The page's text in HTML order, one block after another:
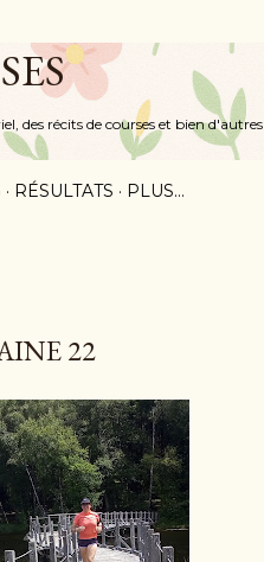
des récits de courses et bien d'autres
RÉSULTATS PLUS…
22